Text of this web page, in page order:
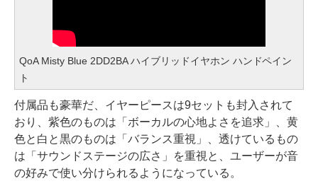
QoA Misty Blue 2DD2BA ハイブリッドイヤホン ハンドペイン
ト
付属品も豪華だ、イヤーピースは9セットも封入されて
おり、紫色のものは「ボーカルの心地よさを追求」、黄
色と白と黒のものは「バランス重視」、透けているもの
は「サウンドステージの広さ」を重視と、ユーザーが音
の好みで使い分けられるようになっている。